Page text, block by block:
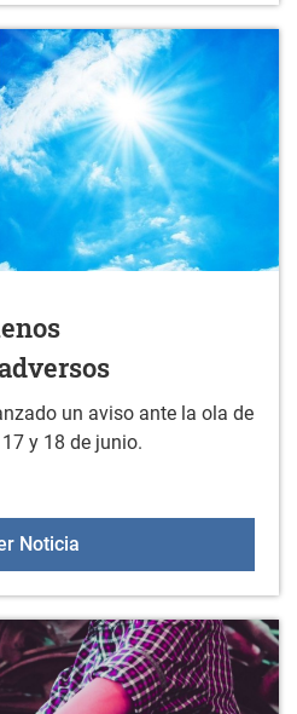
un aviso ante la ola de
y 18 de junio.
NoticiaAviso por fenómenos